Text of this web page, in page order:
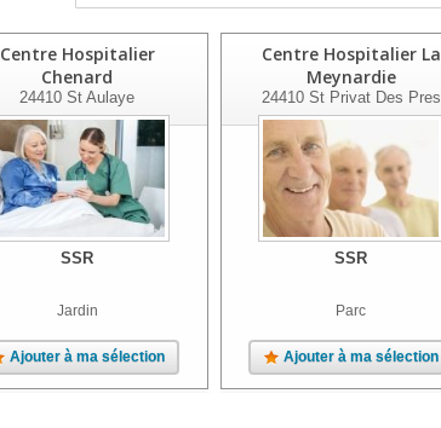
Centre Hospitalier
Chenard
24410 St Aulaye
SSR
Jardin
Ajouter à ma sélection
Centre Hospitalier La
Meynardie
24410St Privat Des Pres
SSR
Parc
Ajouter à ma sélection